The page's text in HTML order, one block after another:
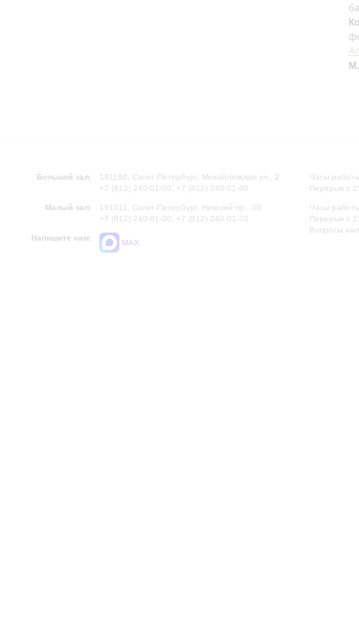
Большой зал:
191186, Санкт-Петербург, Михайловская ул., 2
+7 (812) 240-01-00, +7 (812) 240-01-80
Малый зал:
191011, Санкт-Петербург, Невский пр., 30
+7 (812) 240-01-00, +7 (812) 240-01-70
Напишите нам:
MAX
Часы
Перерыв с
Часы
Перерыв с
Вопросы